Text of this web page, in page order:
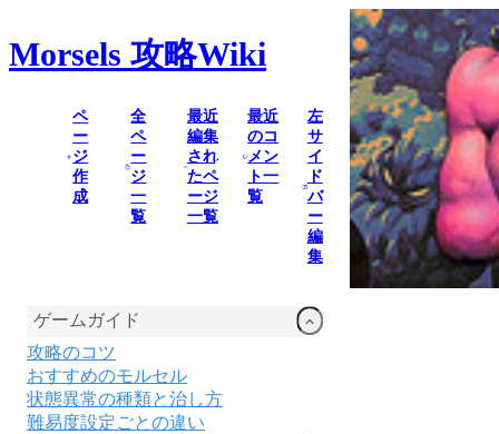
Morsels 攻略Wiki
ペ
ー
ジ
作
成
全
ペ
ー
ジ
一
覧
最近
編集
され
たペ
ージ
一覧
最近
のコ
メン
ト一
覧
左
サ
イ
ド
バ
ー
編
集
ゲームガイド
攻略のコツ
おすすめのモルセル
状態異常の種類と治し方
難易度設定ごとの違い